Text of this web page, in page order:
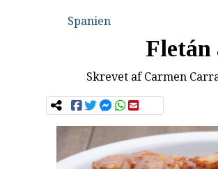
Spanien
Fletán
Skrevet afCarmen